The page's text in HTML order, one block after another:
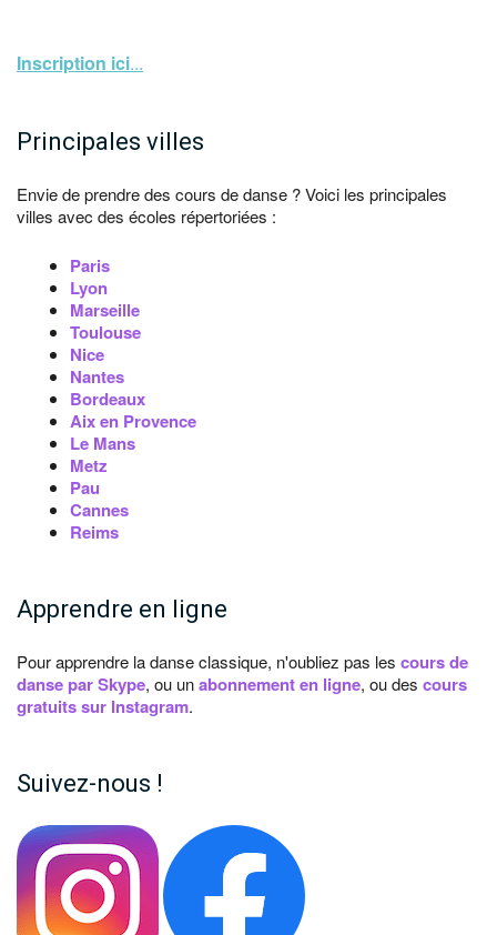
Inscription ici...
Principales villes
Envie de prendre des cours de danse ? Voici les principales
villes avec des écoles répertoriées :
Paris
Lyon
Marseille
Toulouse
Nice
Nantes
Bordeaux
Aix en Provence
Le Mans
Metz
Pau
Cannes
Reims
Apprendre en ligne
Pour apprendre la danse classique, n'oubliez pas les cours de
danse par Skype, ou unabonnement en ligne, ou des cours
gratuits sur Instagram.
Suivez-nous !